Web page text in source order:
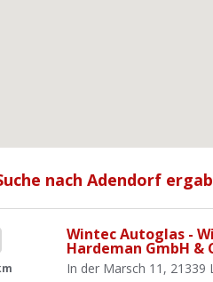
nach Adendorf
Wintec Autoglas -
Hardeman GmbH &
In der Marsch 11, 21339